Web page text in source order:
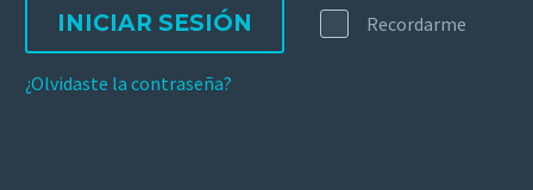
INICIAR SESIÓN Recordarme
¿Olvidaste la contraseña?